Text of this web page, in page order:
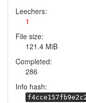
Leechers:
1
File size:
121.4 MiB
Completed:
286
Info hash: